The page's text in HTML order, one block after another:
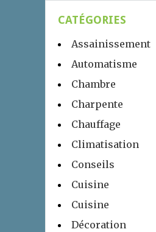
CATÉGORIES
Assainissement
Automatisme
Chambre
Charpente
Chauffage
Climatisation
Conseils
Cuisine
Cuisine
Décoration